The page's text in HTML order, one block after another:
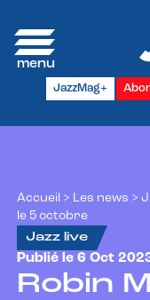
JazzMag+
Accueil > Les news >
le 5 octobre
Jazz live
Publié le 6 Oct
Robin